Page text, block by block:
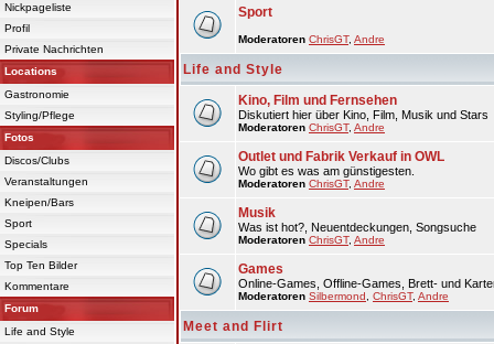
Nickpageliste
Profil
Private Nachrichten
Locations
Gastronomie
Styling/Pflege
Fotos
Discos/Clubs
Veranstaltungen
Kneipen/Bars
Sport
Specials
Top Ten Bilder
Kommentare
Forum
Life and Style
Sport
Moderatoren ChrisGT, Andre
Life and Style
Kino, Film und Fernsehen
Diskutiert hier über Kino, Film, Musik und Stars
Moderatoren ChrisGT, Andre
Outlet und Fabrik Verkauf in OWL
Wo gibt es was am günstigesten.
Moderatoren ChrisGT, Andre
Musik
Was ist hot?, Neuentdeckungen, Songsuche
Moderatoren ChrisGT, Andre
Games
Online-Games, Offline-Games, Brett- und
Moderatoren Silbermond ChrisGT, Andre
Meet and Flirt